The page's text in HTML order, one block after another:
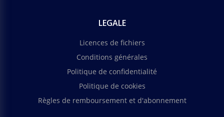
LEGALE
Licences de fichiers
Conditions générales
Politique de confidentialité
Politique de cookies
Règles de remboursement et d'abonnement